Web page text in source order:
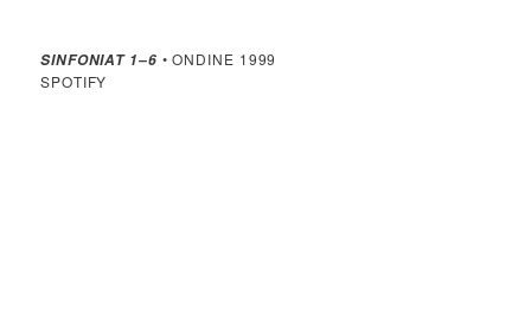
SINFONIAT 1–6 • ONDINE 1999
SPOTIFY